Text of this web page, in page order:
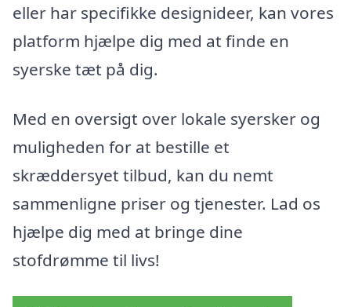
eller har specifikke designideer, kan vores
platform hjælpe dig med at finde en
syerske tæt på dig.
Med en oversigt over lokale syersker og
muligheden for at bestille et
skræddersyet tilbud, kan du nemt
sammenligne priser og tjenester. Lad os
hjælpe dig med at bringe dine
stofdrømme til livs!